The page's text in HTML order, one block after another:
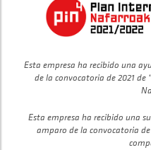
Esta empresa ha recibido una
de la convocatoria de 2021
Esta empresa ha recibido una
amparo de la convocatoria